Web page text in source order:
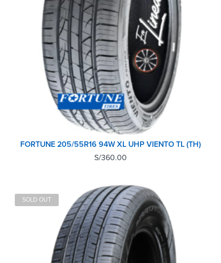
FORTUNE 205/55R16 94W XL UHP VIENTO TL (TH)
S/360.00
SOLD OUT